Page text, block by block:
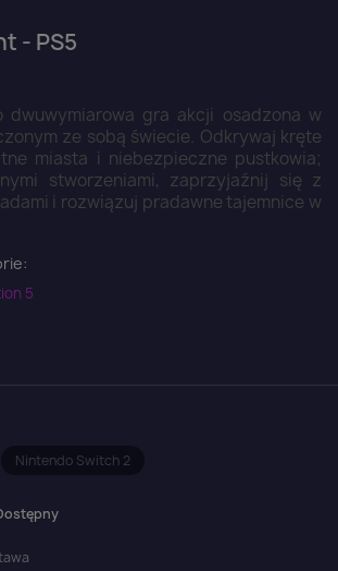
- PS5
dwuwymiarowa gra akcji osadzona w
ze sobą świecie. Odkrywaj kręte
miasta i niebezpieczne pustkowia;
stworzeniami, zaprzyjaźnij się z
i rozwiązuj pradawne tajemnice w
5
Nintendo Switch 2